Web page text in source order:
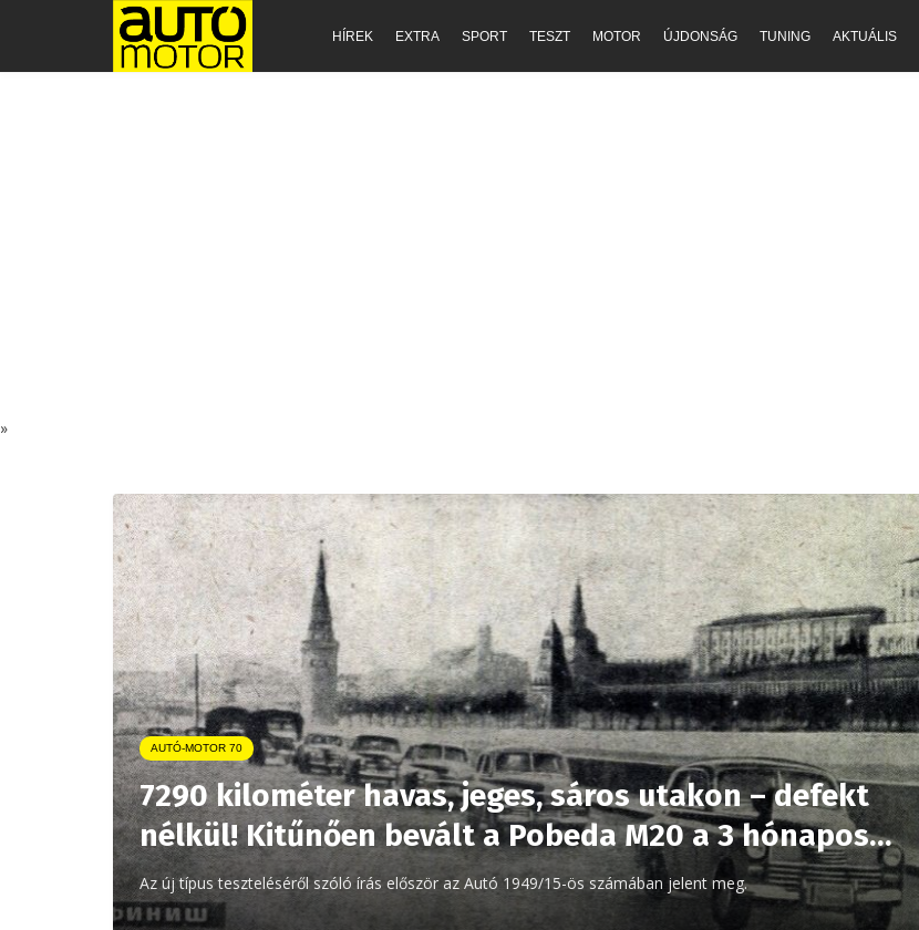
HÍREK EXTRA SPORT TESZT MOTOR ÚJDONSÁG TUNING AKTUÁLIS
»
AUTÓ-MOTOR 70
7290 kilométer havas, jeges, sáros utakon – defekt
nélkül! Kitűnően bevált a Pobeda M20 a 3 hónapos…
Az új típus teszteléséről szóló írás először az Autó 1949/15-ös számában jelent meg.